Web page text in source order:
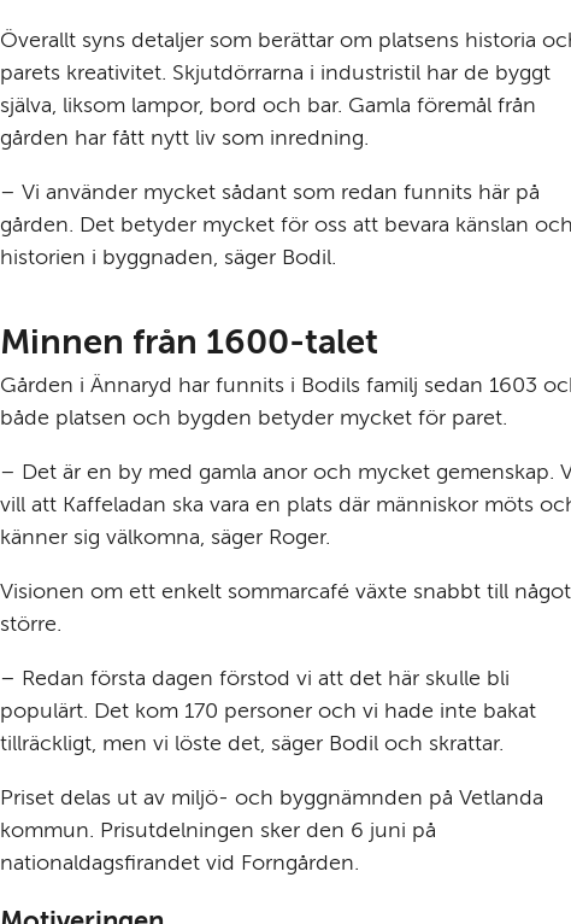
Överallt syns detaljer som berättar om platsens historia
parets kreativitet. Skjutdörrarna i industristil har de byggt
själva, liksom lampor, bord och bar. Gamla föremål från
gården har fått nytt liv som inredning.
– Vi använder mycket sådant som redan funnits här på
gården. Det betyder mycket för oss att bevara känslan och
historien i byggnaden, säger Bodil.
Minnen från 1600-talet
Gården i Ännaryd har funnits i Bodils familj sedan 1603
både platsen och bygden betyder mycket för paret.
– Det är en by med gamla anor och mycket gemenskap.
vill att Kaffeladan ska vara en plats där människor möts
känner sig välkomna, säger Roger.
Visionen om ett enkelt sommarcafé växte snabbt till något
större.
– Redan första dagen förstod vi att det här skulle bli
populärt. Det kom 170 personer och vi hade inte bakat
tillräckligt, men vi löste det, säger Bodil och skrattar.
Priset delas ut av miljö- och byggnämnden på Vetlanda
kommun. Prisutdelningen sker den 6 juni på
nationaldagsfirandet vid Forngården.